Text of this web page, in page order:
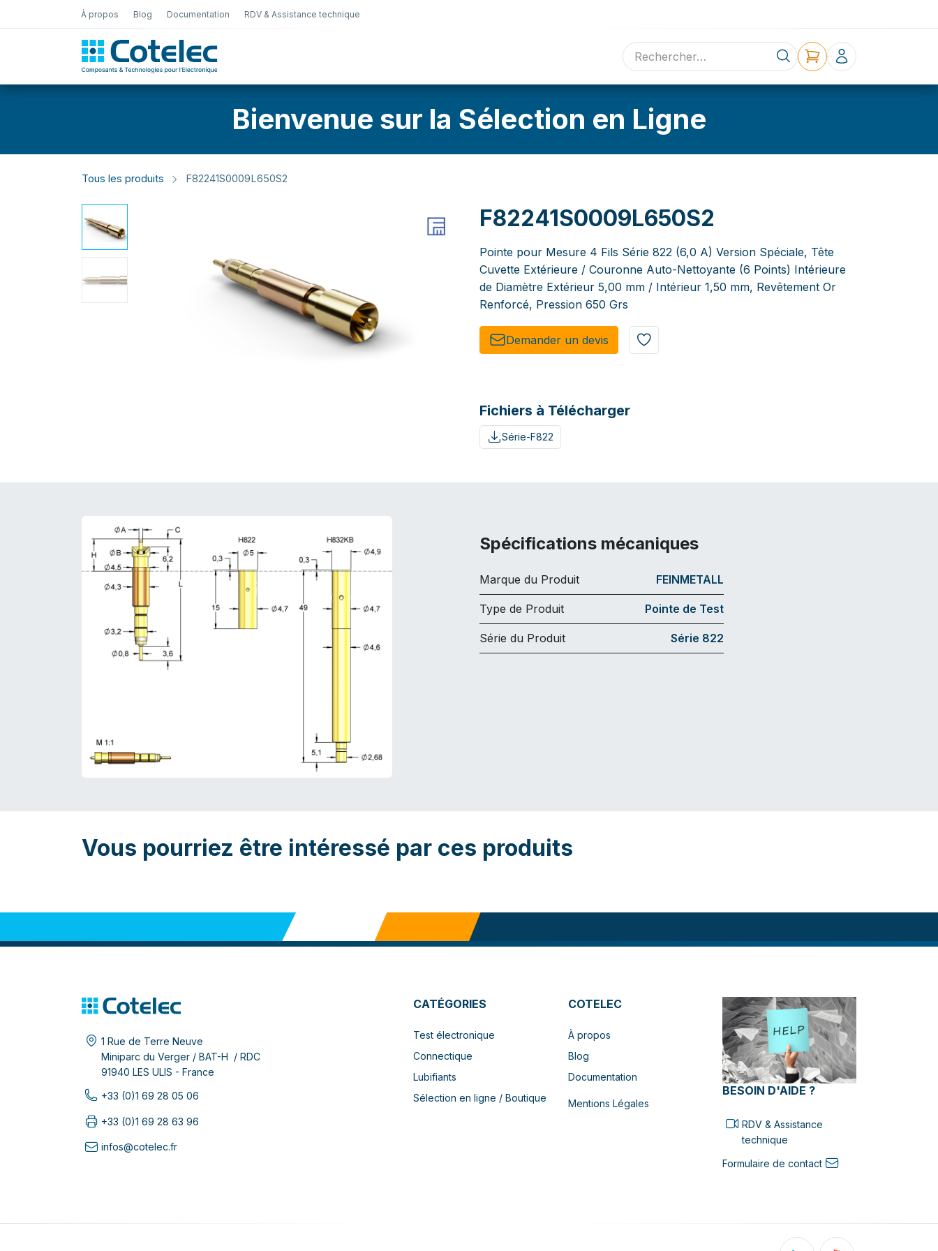
À propos Blog Documentation RDV & Assistance technique
Sélection en ligne Contact
Bienvenue sur la Sélection en Ligne
Tous les produits F82241S0009L650S2
F82241S0009L650S2
Pointe pour Mesure 4 Fils Série 822 (6,0 A) Version Spéciale, Tête
Cuvette Extérieure / Couronne Auto-Nettoyante (6 Points) Intérieure
de Diamètre Extérieur 5,00 mm / Intérieur 1,50 mm, Revêtement Or
Renforcé, Pression 650 Grs
Demander un de​​vis​​
Fichiers à Télécharger
Série-F822
Spécifications mécaniques
Marque du Produit FEINMETALL
Type de Produit Pointe de Test
Série du Produit Série 822
Vous pourriez être intéressé par ces produits
1 Rue de Terre Neuve
Miniparc du Verger / BAT-H / RDC
91940 LES ULIS - France
+33 (0)1 69 28 05 06
+33 (0)1 69 28 63 96
infos@cotelec.fr
CATÉGORIES
Test électronique
Connectique
Lubifiants
Sélection en ligne / Boutique
COTELEC
À propos
Blog
Documentation
Mentions Légales
BESOIN D'AIDE ?
RDV & Assistance
technique
Formulaire de contact